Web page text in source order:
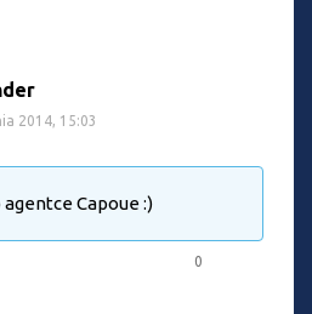
2014, 15:03
Capoue :)
0